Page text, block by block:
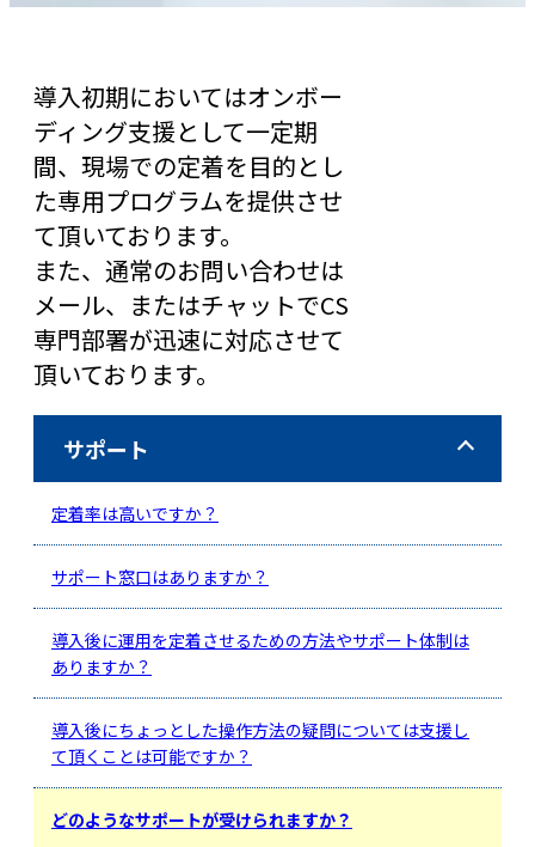
サポート
定着率は高いですか？
サポート窓口はありますか？
導入後に運用を定着させるための方法やサポート体制は
ありますか？
導入後にちょっとした操作方法の疑問については支援し
て頂くことは可能ですか？
どのようなサポートが受けられますか？
導入初期においてはオンボー
ディング支援として一定期
間、現場での定着を目的とし
た専用プログラムを提供させ
て頂いております。
また、通常のお問い合わせは
メール、またはチャットでCS
専門部署が迅速に対応させて
頂いております。